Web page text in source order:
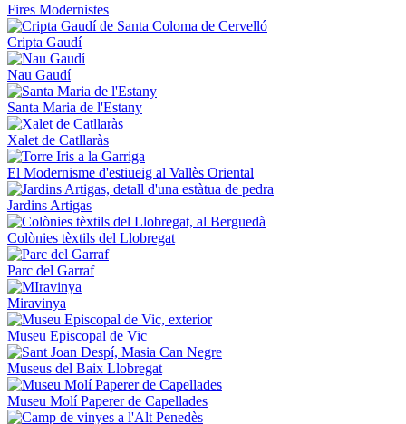
Fires Modernistes
Cripta Gaudí
Nau Gaudí
Santa Maria de l'Estany
Xalet de Catllaràs
El Modernisme d'estiueig al Vallès Oriental
Jardins Artigas
Colònies tèxtils del Llobregat
Parc del Garraf
Miravinya
Museu Episcopal de Vic
Museus del Baix Llobregat
Museu Molí Paperer de Capellades